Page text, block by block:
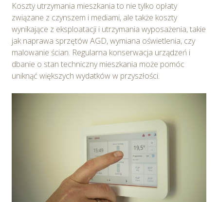
Koszty utrzymania mieszkania to nie tylko opłaty
związane z czynszem i mediami, ale także koszty
wynikające z eksploatacji i utrzymania wyposażenia, takie
jak naprawa sprzętów AGD, wymiana oświetlenia, czy
malowanie ścian. Regularna konserwacja urządzeń i
dbanie o stan techniczny mieszkania może pomóc
uniknąć większych wydatków w przyszłości.